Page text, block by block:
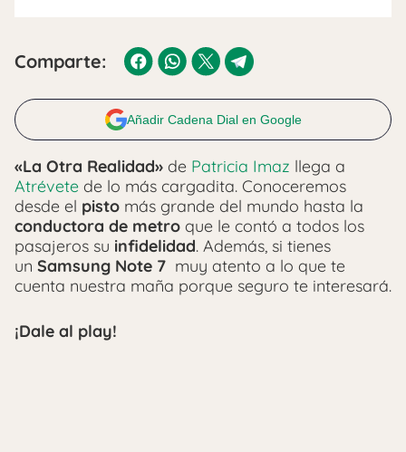
Comparte:
Añadir Cadena Dial en Google
«La Otra Realidad» de Patricia Imaz llega a
Atrévete de lo más cargadita. Conoceremos
desde el pisto más grande del mundo hasta la
conductora de metro que le contó a todos los
pasajeros su infidelidad. Además, si tienes
un Samsung Note 7 muy atento a lo que te
cuenta nuestra maña porque seguro te interesará.
¡Dale al play!